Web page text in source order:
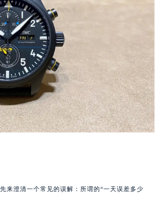
来澄清一个常见的误解：所谓的“一天误差多少